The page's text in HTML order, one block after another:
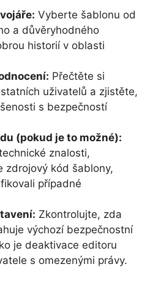
Vyberte šablonu od
a důvěryhodného
historií v oblasti
Přečtěte si
uživatelů a zjistěte,
s bezpečností
(pokud je to možné):
znalosti,
zdrojový kód šablony,
případné
Zkontrolujte, zda
výchozí bezpečnostní
je deaktivace editoru
s omezenými právy.